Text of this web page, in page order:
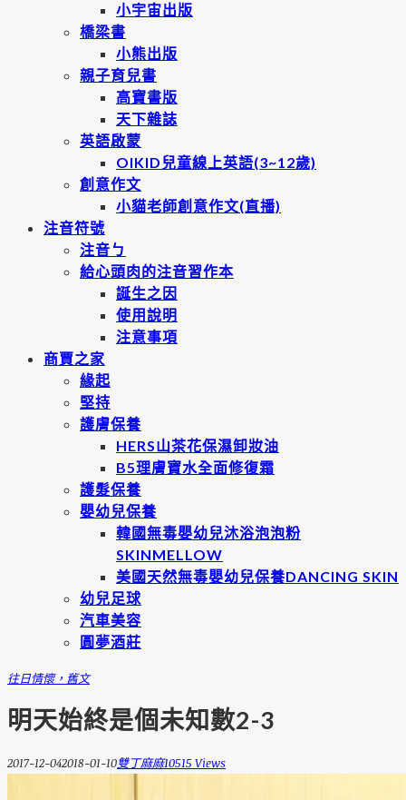
小宇宙出版
橋梁書
小熊出版
親子育兒書
高寶書版
天下雜誌
英語啟蒙
OIKID兒童線上英語(3~12歲)
創意作文
小貓老師創意作文(直播)
注音符號
注音ㄅ
給心頭肉的注音習作本
誕生之因
使用說明
注意事項
商賈之家
緣起
堅持
護膚保養
HERS山茶花保濕卸妝油
B5理膚寶水全面修復霜
護髮保養
嬰幼兒保養
韓國無毒嬰幼兒沐浴泡泡粉
SKINMELLOW
美國天然無毒嬰幼兒保養DANCING SKIN
幼兒足球
汽車美容
圓夢酒莊
往日情懷，舊文
明天始終是個未知數2-3
2017-12-042018-01-10雙丁麻麻10515 Views